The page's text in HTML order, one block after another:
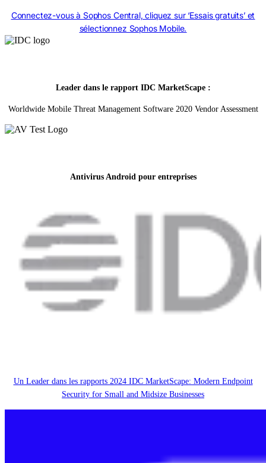
Connectez-vous à Sophos Central, cliquez sur ‘Essais gratuits’ et
sélectionnez Sophos Mobile.
Leader dans le rapport IDC MarketScape :
Worldwide Mobile Threat Management Software 2020 Vendor Assessment
Antivirus Android pour entreprises
Un Leader dans les rapports 2024 IDC MarketScape: Modern Endpoint
Security for Small and Midsize Businesses